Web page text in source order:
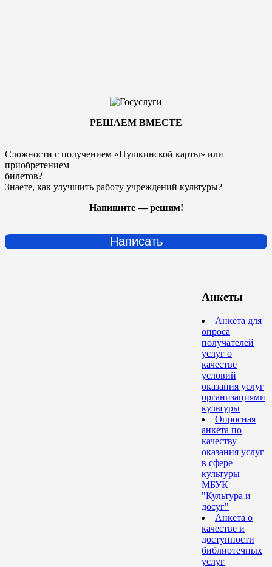
РЕШАЕМ ВМЕСТЕ
Сложности с получением «Пушкинской карты» или
приобретением
билетов?
Знаете, как улучшить работу учреждений культуры?
Напишите — решим!
Написать
Анкеты
Анкета для
опроса
получателей
услуг о
качестве
условий
оказания услуг
организациями
культуры
Опросная
анкета по
качеству
оказания услуг
в сфере
культуры
МБУК
"Культура и
досуг"
Анкета о
качестве и
доступности
библиотечных
услуг